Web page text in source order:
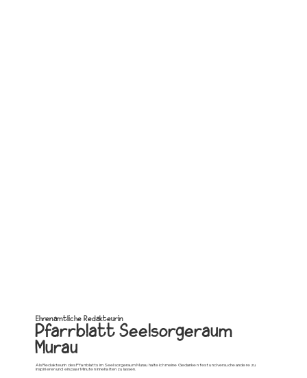
Ehrenamtliche Redakteurin
Pfarrblatt Seelsorgeraum
Murau
Als Redakteurin des Pfarrblatts im Seelsorgeraum Murau halte ich meine Gedanken fest und versuche andere zu
inspirieren und ein paar Minuten innehalten zu lassen.